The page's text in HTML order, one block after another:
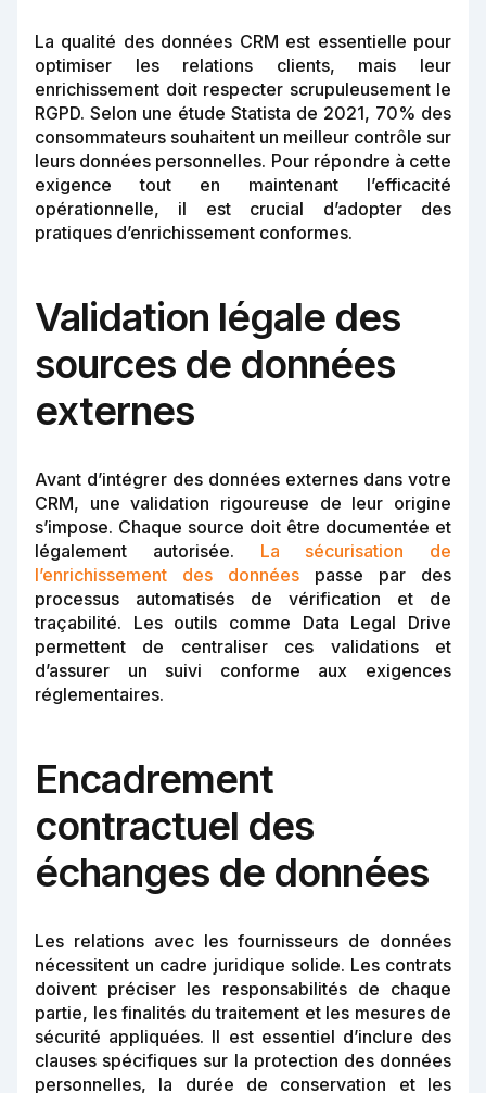
La qualité des données CRM est essentielle pour
optimiser les relations clients, mais leur
enrichissement doit respecter scrupuleusement le
RGPD. Selon une étude Statista de 2021, 70% des
consommateurs souhaitent un meilleur contrôle sur
leurs données personnelles. Pour répondre à cette
exigence tout en maintenant l’efficacité
opérationnelle, il est crucial d’adopter des
pratiques d’enrichissement conformes.
Validation légale des
sources de données
externes
Avant d’intégrer des données externes dans votre
CRM, une validation rigoureuse de leur origine
s’impose. Chaque source doit être documentée et
légalement autorisée. La sécurisation de
l’enrichissement des données passe par des
processus automatisés de vérification et de
traçabilité. Les outils comme Data Legal Drive
permettent de centraliser ces validations et
d’assurer un suivi conforme aux exigences
réglementaires.
Encadrement
contractuel des
échanges de données
Les relations avec les fournisseurs de données
nécessitent un cadre juridique solide. Les contrats
doivent préciser les responsabilités de chaque
partie, les finalités du traitement et les mesures de
sécurité appliquées. Il est essentiel d’inclure des
clauses spécifiques sur la protection des données
personnelles, la durée de conservation et les